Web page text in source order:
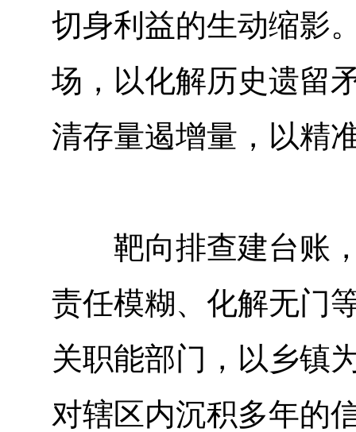
切身利益的生动缩影
场，以化解历史遗留
清存量遏增量，以精
靶向排查建台账，
责任模糊、化解无门
关职能部门，以乡镇
对辖区内沉积多年的